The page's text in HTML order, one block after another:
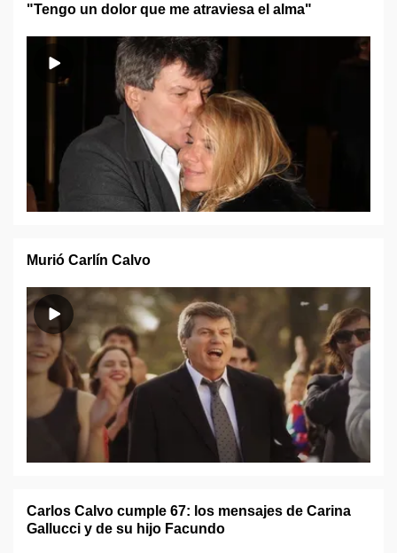
"Tengo un dolor que me atraviesa el alma"
Murió Carlín Calvo
Carlos Calvo cumple 67: los mensajes de Carina
Gallucci y de su hijo Facundo